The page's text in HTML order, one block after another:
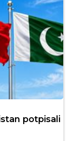
potpisali